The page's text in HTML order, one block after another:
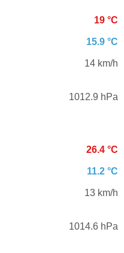
19 °C
15.9 °C
14 km/h
1012.9 hPa
26.4 °C
11.2 °C
13 km/h
1014.6 hPa